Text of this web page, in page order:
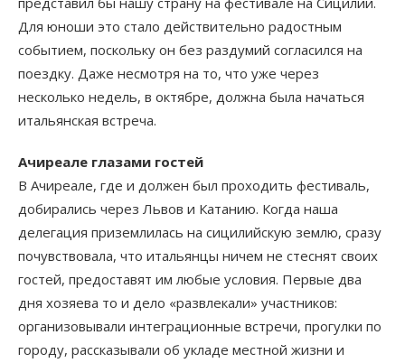
Для юноши это стало действительно радостным
событием, поскольку он без раздумий согласился на
поездку. Даже несмотря на то, что уже через
несколько недель, в октябре, должна была начаться
итальянская встреча.
Ачиреале глазами гостей
В Ачиреале, где и должен был проходить фестиваль,
добирались через Львов и Катанию. Когда наша
делегация приземлилась на сицилийскую землю, сразу
почувствовала, что итальянцы ничем не стеснят своих
гостей, предоставят им любые условия. Первые два
дня хозяева то и дело «развлекали» участников:
организовывали интеграционные встречи, прогулки по
городу, рассказывали об укладе местной жизни и